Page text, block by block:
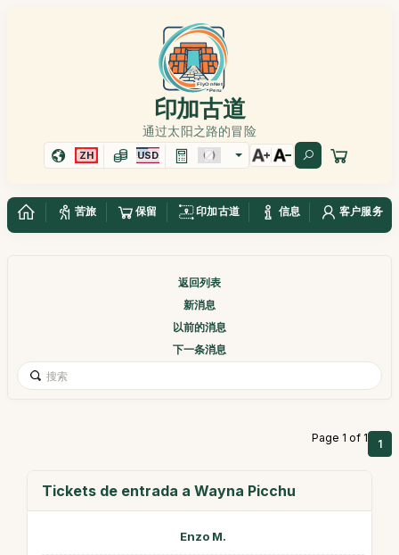
印加古道
通过太阳之路的冒险
ZH USD
苦旅 保留 印加古道 信息 客户服务
返回列表
新消息
以前的消息
下一条消息
Page 1 of 1 1
Tickets de entrada a Wayna Picchu
Enzo M.